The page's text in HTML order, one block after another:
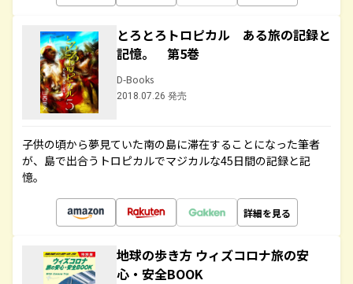
とろとろトロピカル ある旅の記録と
記憶。 第5巻
D-Books
2018.07.26 発売
子供の頃から夢見ていた南の島に滞在することになった筆者
が、島で出合うトロピカルでマジカルな45日間の記録と記
憶。
詳細を見る
地球の歩き方 ウィズコロナ旅の安
心・安全BOOK